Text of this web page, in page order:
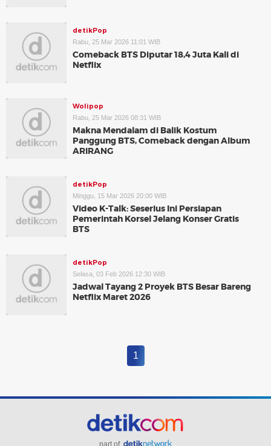
detikPop
Rabu, 25 Mar 2026 11:01 WIB
Comeback BTS Diputar 18,4 Juta Kali di
Netflix
Wolipop
Rabu, 25 Mar 2026 08:31 WIB
Makna Mendalam di Balik Kostum
Panggung BTS, Comeback dengan Album
ARIRANG
detikPop
Minggu, 15 Mar 2026 20:00 WIB
Video K-Talk: Seserius Ini Persiapan
Pemerintah Korsel Jelang Konser Gratis
BTS
detikPop
Selasa, 03 Feb 2026 12:30 WIB
Jadwal Tayang 2 Proyek BTS Besar Bareng
Netflix Maret 2026
1
part of